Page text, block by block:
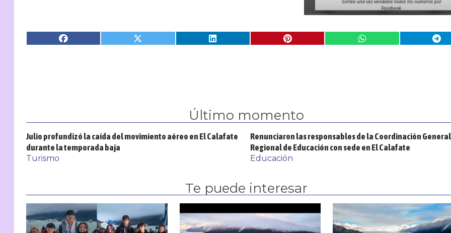
Último momento
Julio profundizó la caída del movimiento aéreo en El Calafate
durante la temporada baja
Turismo
Renunciaron las responsables de la Coordinación General
Regional de Educación con sede en El Calafate
Educación
Te puede interesar